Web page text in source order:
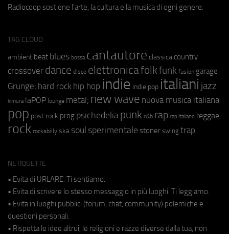
Radiocoop sostiene l'arte, la cultura e la musica di ogni genere.
TAG CLOUD
ambient beat blues bossa cantautore classica country
crossover dance disco elettronicafolkfunk fusion garage
Grunge; hard rock hip hop indie indie pop italiani jazz
kimura laPOP lounge metal; new wave nuova musica italiana
pop post rock prog psichedeliapunk r&b rap rap italiano reggae
rock rockabilly ska soul sperimentale stoner swing trap
NETIQUETTE
• Evita di URLARE. Ti sentiamo.
• Evita di scrivere lo stesso messaggio in più luoghi. Ti leggiamo.
• Evita in luoghi pubblici (forum, chat, community) polemiche e
questioni personali.
• Rispetta le idee altrui, le religioni e razze diverse dalla tua, non